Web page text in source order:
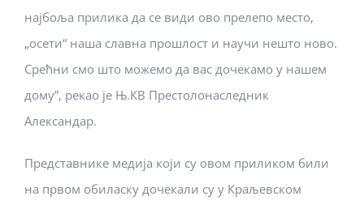
најбоља прилика да се види ово прелепо место,
„осети“ наша славна прошлост и научи нешто ново.
Срећни смо што можемо да вас дочекамо у нашем
дому”, рекао је Њ.КВ Престолонаследник
Александар.
Представнике медија који су овом приликом били
на првом обиласку дочекали су у Краљевском